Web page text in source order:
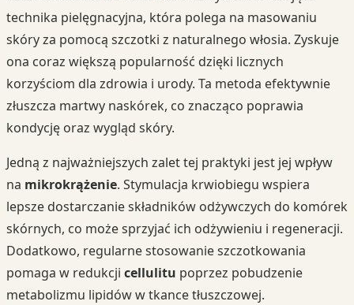
technika pielęgnacyjna, która polega na masowaniu
skóry za pomocą szczotki z naturalnego włosia. Zyskuje
ona coraz większą popularność dzięki licznych
korzyściom dla zdrowia i urody. Ta metoda efektywnie
złuszcza martwy naskórek, co znacząco poprawia
kondycję oraz wygląd skóry.
Jedną z najważniejszych zalet tej praktyki jest jej wpływ
na mikrokrążenie. Stymulacja krwiobiegu wspiera
lepsze dostarczanie składników odżywczych do komórek
skórnych, co może sprzyjać ich odżywieniu i regeneracji.
Dodatkowo, regularne stosowanie szczotkowania
pomaga w redukcji cellulitu poprzez pobudzenie
metabolizmu lipidów w tkance tłuszczowej.